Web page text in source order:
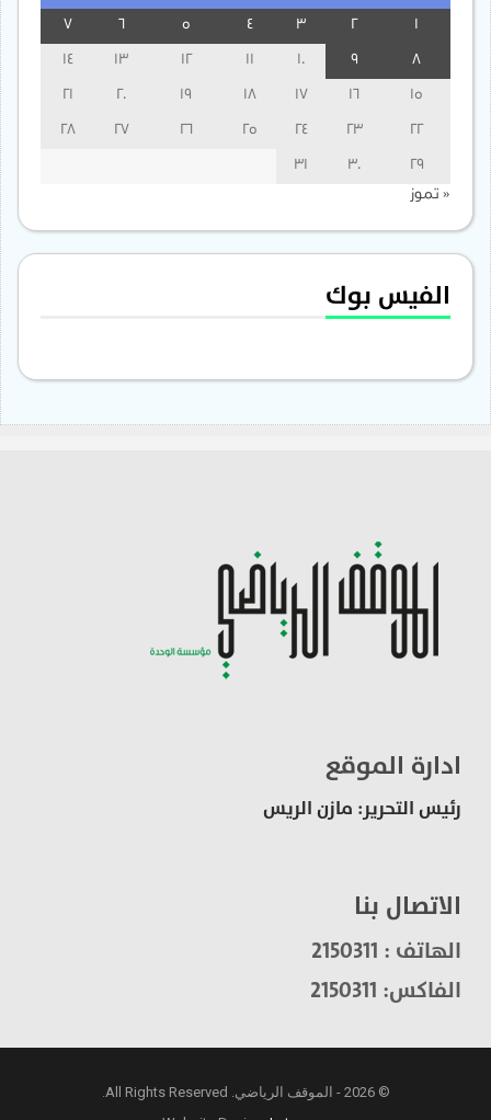
3
13
14
15
16
17
18
19
20
21
22
23
24
25
26
27
28
29
30
31
« تموز
الفيس بوك
ادارة الموقع
رئيس التحرير: مازن الريس
الاتصال بنا
الهاتف : 2150311
الفاكس: 2150311
© 2026 - الموقف الرياضي. All Rights Reserved.